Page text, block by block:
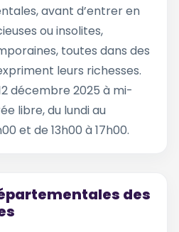
avant d’entrer en
ou insolites,
toutes dans des
leurs richesses.
décembre 2025 à mi-
libre, du lundi au
et de 13h00 à 17h00.
des